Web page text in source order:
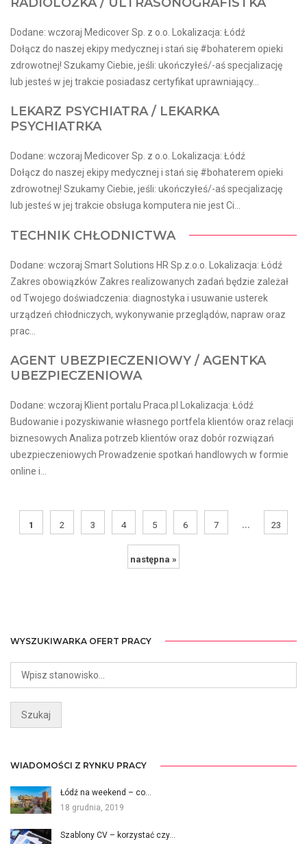
Dodane: wczoraj Medicover Sp. z o.o. Lokalizacja: Łódź
Dołącz do naszej ekipy medycznej i stań się #bohaterem opieki
zdrowotnej! Szukamy Ciebie, jeśli​: ukończyłeś/-aś specjalizację
lub jesteś w jej trakcie posiadasz certyfikat uprawniający...
LEKARZ PSYCHIATRA / LEKARKA
PSYCHIATRKA
Dodane: wczoraj Medicover Sp. z o.o. Lokalizacja: Łódź
Dołącz do naszej ekipy medycznej i stań się #bohaterem opieki
zdrowotnej! Szukamy Ciebie, jeśli​: ukończyłeś/-aś specjalizację
lub jesteś w jej trakcie obsługa komputera nie jest Ci...
TECHNIK CHŁODNICTWA
Dodane: wczoraj Smart Solutions HR Sp.z.o.o. Lokalizacja: Łódź
Zakres obowiązków Zakres realizowanych zadań będzie zależał
od Twojego doświadczenia: diagnostyka i usuwanie usterek
urządzeń chłodniczych, wykonywanie przeglądów, napraw oraz
prac...
AGENT UBEZPIECZENIOWY / AGENTKA
UBEZPIECZENIOWA
Dodane: wczoraj Klient portalu Praca.pl Lokalizacja: Łódź
Budowanie i pozyskiwanie własnego portfela klientów oraz relacji
biznesowych Analiza potrzeb klientów oraz dobór rozwiązań
ubezpieczeniowych Prowadzenie spotkań handlowych w formie
online i...
1 2 3 4 5 6 7 ... 23
następna »
WYSZUKIWARKA OFERT PRACY
WIADOMOŚCI Z RYNKU PRACY
Łódź na weekend – co…
18 grudnia, 2019
Szablony CV – korzystać czy…